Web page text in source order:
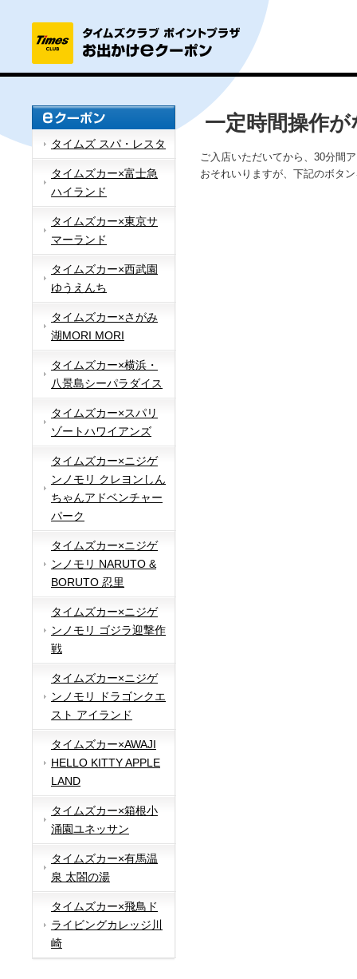
タイムズ スパ・レスタ
タイムズカー×富士急
ハイランド
タイムズカー×東京サ
マーランド
タイムズカー×西武園
ゆうえんち
タイムズカー×さがみ
湖MORI MORI
タイムズカー×横浜・
八景島シーパラダイス
タイムズカー×スパリ
ゾートハワイアンズ
タイムズカー×ニジゲ
ンノモリ クレヨンしん
ちゃんアドベンチャー
パーク
タイムズカー×ニジゲ
ンノモリ NARUTO &
BORUTO 忍里
タイムズカー×ニジゲ
ンノモリ ゴジラ迎撃作
戦
タイムズカー×ニジゲ
ンノモリ ドラゴンクエ
スト アイランド
タイムズカー×AWAJI
HELLO KITTY APPLE
LAND
タイムズカー×箱根小
涌園ユネッサン
タイムズカー×有馬温
泉 太閤の湯
タイムズカー×飛鳥ド
ライビングカレッジ川
崎
一定時間操作
ご入店いただいてから、30分間
おそれいりますが、下記のボタ